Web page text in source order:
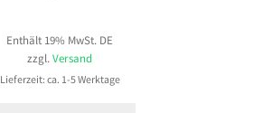
Enthält 19% MwSt. DE
zzgl.Versand
Lieferzeit: ca. 1-5 Werktage